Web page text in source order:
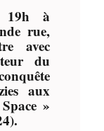
19h à
rue,
avec
du
aux
»